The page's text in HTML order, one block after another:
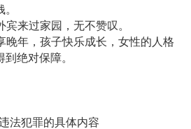
宾来过家园，无不赞叹。
晚年，孩子快乐成长，女性的人格
绝对保障。
法犯罪的具体内容